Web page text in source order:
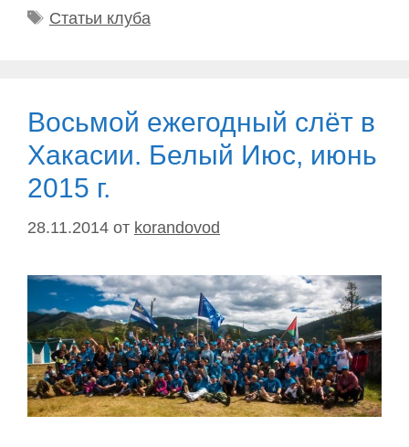
Метки
Статьи клуба
Восьмой ежегодный слёт в
Хакасии. Белый Июс, июнь
2015 г.
28.11.2014 от korandovod